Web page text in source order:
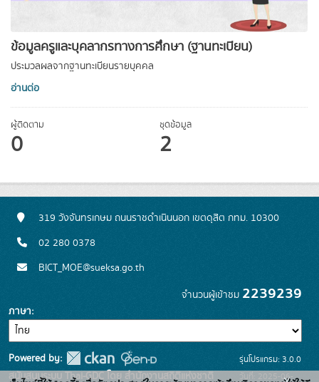
ข้อมูลครูและบุคลากรทางการศึกษา (ฐานทะเบียน)
ประมวลผลจากฐานทะเบียนรายบุคคล
อ่านต่อ
ผู้ติดตาม
0
ชุดข้อมูล
2
319 วังจันทรเกษม ถนนราชดำเนินนอก เขตดุสิต กทม. 10300
02 280 0378
BICT_MOE@sueksa.go.th
จำนวนผู้เข้าชม 2239239
ภาษา
Powered by:
สนับสนุนระบบ Thai-GDC โดย สำนักงานสถิติแห่งชาติ
รุ่นโปรแกรม: 3.0.0
วันที่: 2025-06-